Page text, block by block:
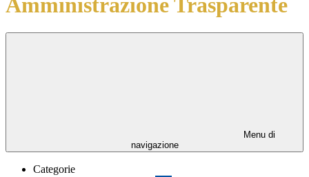
Menu di
navigazione
Categorie